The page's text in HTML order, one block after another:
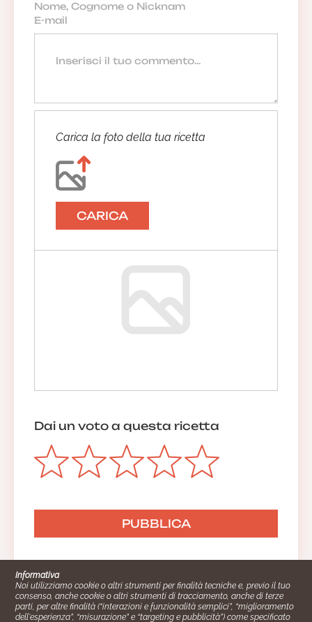
Carica la foto della tua ricetta
CARICA
Dai un voto a questa ricetta
Informativa
Noi utilizziamo cookie o altri strumenti per finalità tecniche e, previo il tuo
consenso, anche cookie o altri strumenti di tracciamento, anche di terze
parti, per altre finalità (“interazioni e funzionalità semplici”, “miglioramento
dell'esperienza”, “misurazione” e “targeting e pubblicità”) come specificato